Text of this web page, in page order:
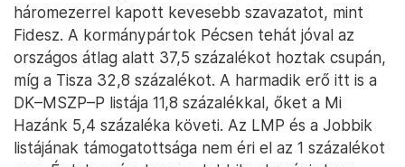
háromezerrel kapott kevesebb szavazatot, mint
Fidesz. A kormánypártok Pécsen tehát jóval az
országos átlag alatt 37,5 százalékot hoztak csupán,
míg a Tisza 32,8 százalékot. A harmadik erő itt is a
DK–MSZP–P listája 11,8 százalékkal, őket a Mi
Hazánk 5,4 százaléka követi. Az LMP és a Jobbik
listájának támogatottsága nem éri el az 1 százalékot